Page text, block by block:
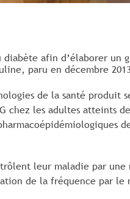
afin d’élaborer un
paru en décembre
de la santé produit
les adultes atteints
leur maladie par
de la fréquence par le